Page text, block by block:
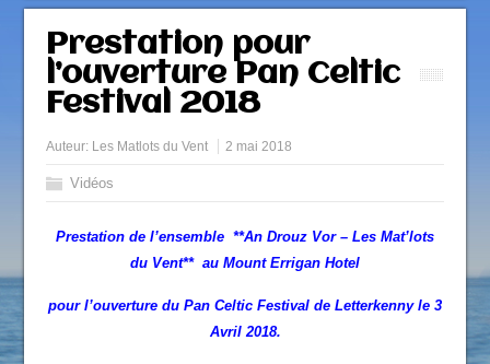
Prestation pour
l’ouverture Pan Celtic
Festival 2018
Auteur: Les Matlots du Vent 2 mai 2018
Vidéos
Prestation de l’ensemble **An Drouz Vor – Les Mat’lots
du Vent** au Mount Errigan Hotel
pour l’ouverture du Pan Celtic Festival de Letterkenny le 3
Avril 2018.